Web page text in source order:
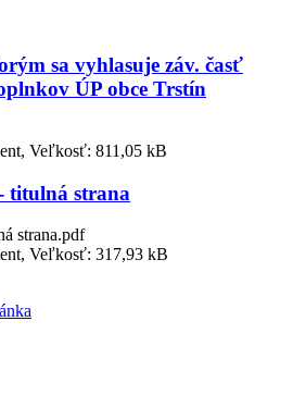
sa vyhlasuje záv. časť
ÚP obce Trstín
Veľkosť: 811,05 kB
titulná strana
strana.pdf
Veľkosť: 317,93 kB